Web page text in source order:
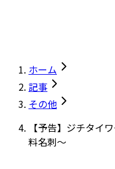
ホーム
記事
その他
【予告】ジチタイ
料名刺～